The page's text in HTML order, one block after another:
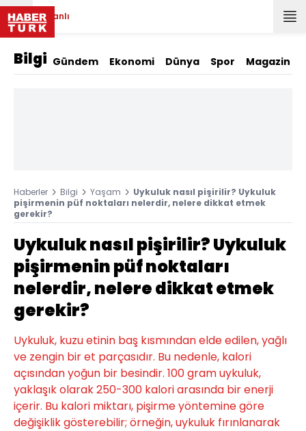
Canlı
Bilgi Gündem Ekonomi Dünya Spor Magazin
Haberler Bilgi Yaşam
Uykuluk nasıl pişirilir? Uykuluk
pişirmenin püf noktaları nelerdir, nelere dikkat etmek
gerekir?
Uykuluk nasıl pişirilir? Uykuluk
pişirmenin püf noktaları
nelerdir, nelere dikkat etmek
gerekir?
Uykuluk, kuzu etinin baş kısmından elde edilen, yağlı
ve zengin bir et parçasıdır. Bu nedenle, kalori
açısından yoğun bir besindir. 100 gram uykuluk,
yaklaşık olarak 250-300 kalori arasında bir enerji
içerir. Bu kalori miktarı, pişirme yöntemine göre
değişiklik gösterebilir; örneğin, uykuluk fırınlanarak